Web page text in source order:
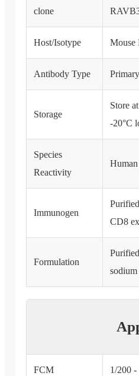
clone
Host/Isotype Mouse
Antibody Type
Storage
Store
-20°C
Species
Reactivity
Human
Immunogen
CD8
Formulation
sodium
FCM 1/200 -